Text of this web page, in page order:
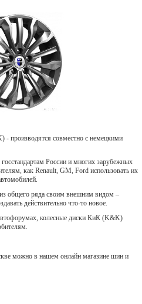
производятся совместно с немецкими
России и многих зарубежных
как Renault, GM, Ford использовать их
общего ряда своим внешним видом –
действительно что-то новое.
колесные диски КиК (K&K)
можно в нашем онлайн магазине шин и